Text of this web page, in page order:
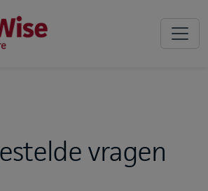
vragen